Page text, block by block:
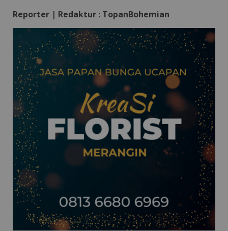
Reporter | Redaktur : TopanBohemian